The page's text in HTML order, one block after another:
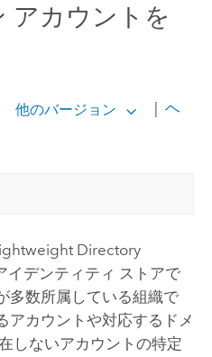
アカウントを
他のバージョン
ヘ
Directory
イデンティティ ストアで
多数所属している組織で
アカウントや対応するドメ
しないアカウントの特定